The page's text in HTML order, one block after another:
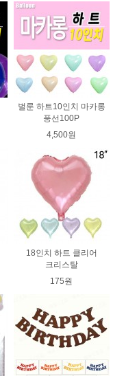
벌룬 하트10인치 마카롱
풍선100P
4,500원
18인치 하트 클리어
크리스탈
175원